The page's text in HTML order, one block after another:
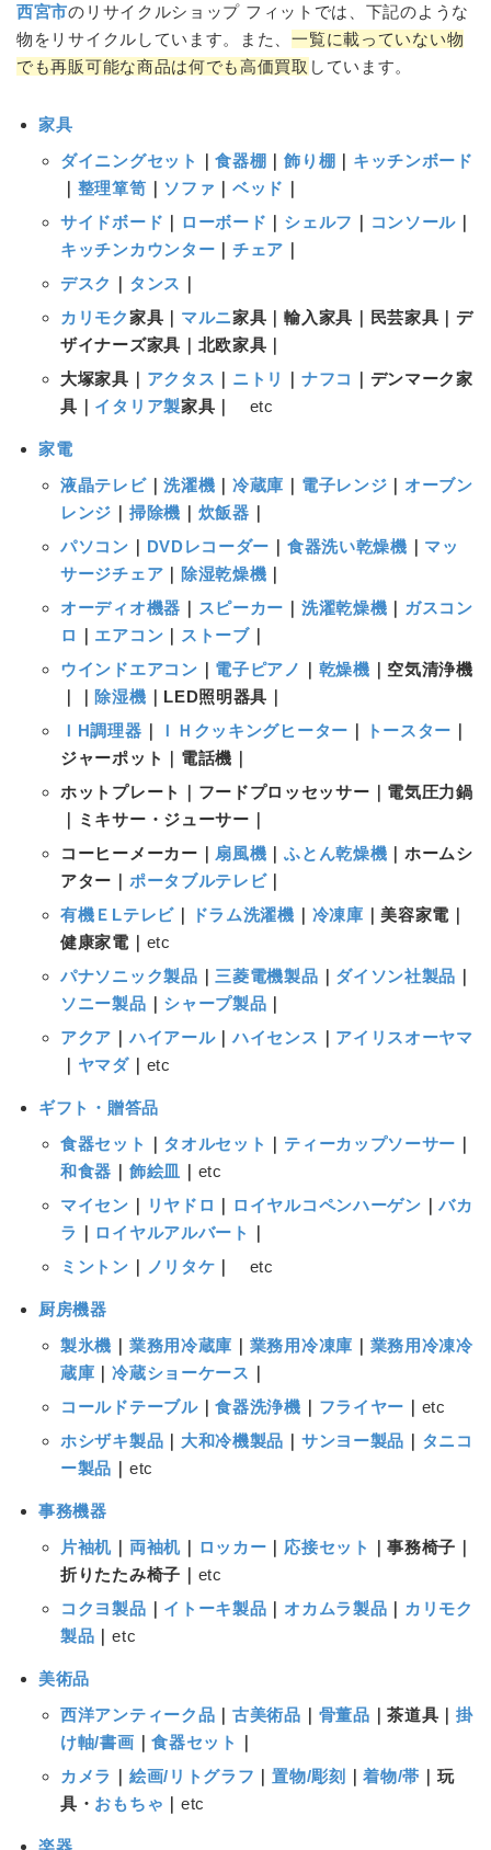
西宮市のリサイクルショップ フィットでは、下記のような
物をリサイクルしています。また、一覧に載っていない物
でも再販可能な商品は何でも高価買取 しています。
家具
ダイニングセット
｜食器棚 ｜飾り棚 ｜ キッチンボード
｜ 整理箪笥 ｜ ソファ ｜ベッド ｜
サイドボード ｜ ローボード ｜ シェルフ ｜ コンソール ｜
キッチンカウンター ｜チェア ｜
デスク ｜ タンス ｜
カリモク家具｜ マルニ家具｜輸入家具｜民芸家具｜デ
ザイナーズ家具｜北欧家具｜
大塚家具｜ アクタス ｜ ニトリ ｜ ナフコ ｜デンマーク家
具｜ イタリア製家具｜ etc
家電
液晶テレビ｜洗濯機 ｜冷蔵庫 ｜ 電子レンジ ｜ オーブン
レンジ ｜ 掃除機 ｜ 炊飯器 ｜
パソコン ｜ DVDレコーダー ｜ 食器洗い乾燥機 ｜ マッ
サージチェア ｜ 除湿乾燥機 ｜
オーディオ機器 ｜ スピーカー ｜ 洗濯乾燥機 ｜ ガスコン
ロ ｜ エアコン ｜ ストーブ｜
ウインドエアコン ｜ 電子ピアノ ｜ 乾燥機 ｜空気清浄機
｜｜ 除湿機 ｜LED照明器具｜
ＩH調理器 ｜ ＩＨクッキングヒーター ｜ トースター ｜
ジャーポット｜電話機｜
ホットプレート｜フードプロッセッサー｜電気圧力鍋
｜ミキサー・ジューサー｜
コーヒーメーカー｜ 扇風機 ｜ふとん乾燥機 ｜ホームシ
アター｜ ポータブルテレビ｜
有機ＥLテレビ｜ ドラム洗濯機 ｜ 冷凍庫 ｜美容家電｜
健康家電｜ etc
パナソニック製品 ｜ 三菱電機製品 ｜ ダイソン社製品 ｜
ソニー製品 ｜ シャープ製品 ｜
アクア ｜ハイアール｜ハイセンス ｜ アイリスオーヤマ
｜ ヤマダ｜ etc
ギフト・贈答品
食器セット
｜ タオルセット ｜ ティーカップソーサー ｜
和食器 ｜ 飾絵皿 ｜ etc
マイセン ｜ リヤドロ ｜ ロイヤルコペンハーゲン ｜バカ
ラ ｜ ロイヤルアルバート
｜
ミントン ｜ ノリタケ ｜ etc
厨房機器
製氷機 ｜ 業務用冷蔵庫 ｜ 業務用冷凍庫 ｜ 業務用冷凍冷
蔵庫 ｜冷蔵ショーケース ｜
コールドテーブル｜食器洗浄機 ｜ フライヤー ｜ etc
ホシザキ製品 ｜ 大和冷機製品 ｜ サンヨー製品 ｜ タニコ
ー製品 ｜ etc
事務機器
片袖机 ｜ 両袖机｜ ロッカー ｜ 応接セット
｜事務椅子｜
折りたたみ椅子｜ etc
コクヨ製品 ｜ イトーキ製品 ｜ オカムラ製品 ｜ カリモク
製品 ｜etc
美術品
西洋アンティーク品 ｜古美術品 ｜ 骨董品 ｜茶道具｜掛
け軸/書画 ｜食器セット
｜
カメラ ｜ 絵画/リトグラフ ｜置物/彫刻 ｜着物/帯 ｜玩
具・ おもちゃ ｜ etc
楽器